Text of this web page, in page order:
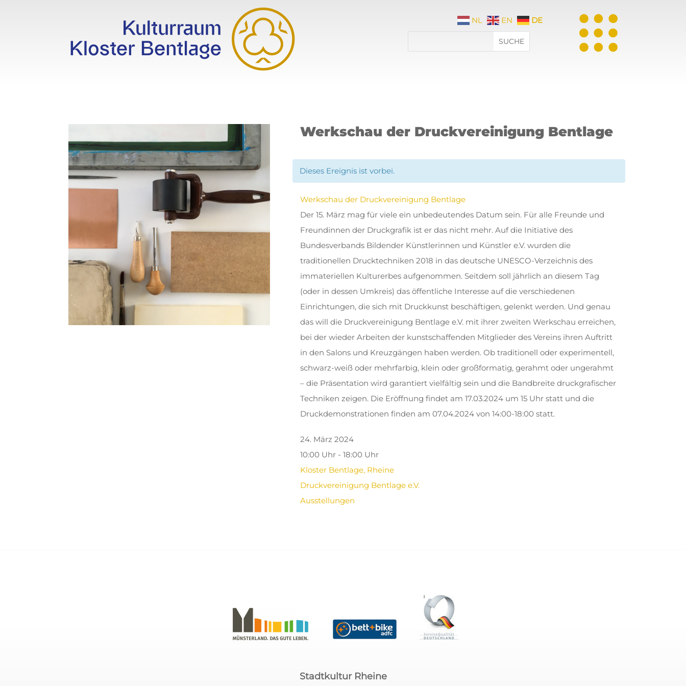
NL EN DE
Werkschau der Druckvereinigung Bentlage
Dieses Ereignis ist vorbei.
Werkschau der Druckvereinigung Bentlage
Der 15. März mag für viele ein unbedeutendes Datum sein. Für alle Freunde und
Freundinnen der Druckgrafik ist er das nicht mehr. Auf die Initiative des
Bundesverbands Bildender Künstlerinnen und Künstler e.V. wurden die
traditionellen Drucktechniken 2018 in das deutsche UNESCO-Verzeichnis des
immateriellen Kulturerbes aufgenommen. Seitdem soll jährlich an diesem Tag
(oder in dessen Umkreis) das öffentliche Interesse auf die verschiedenen
Einrichtungen, die sich mit Druckkunst beschäftigen, gelenkt werden. Und genau
das will die Druckvereinigung Bentlage e.V. mit ihrer zweiten Werkschau erreichen,
bei der wieder Arbeiten der kunstschaffenden Mitglieder des Vereins ihren Auftritt
in den Salons und Kreuzgängen haben werden. Ob traditionell oder experimentell,
schwarz-weiß oder mehrfarbig, klein oder großformatig, gerahmt oder ungerahmt
– die Präsentation wird garantiert vielfältig sein und die Bandbreite druckgrafischer
Techniken zeigen. Die Eröffnung findet am 17.03.2024 um 15 Uhr statt und die
Druckdemonstrationen finden am 07.04.2024 von 14:00-18:00 statt.
24. März 2024
10:00 Uhr - 18:00 Uhr
Kloster Bentlage, Rheine
Druckvereinigung Bentlage e.V.
Ausstellungen
Stadtkultur Rheine